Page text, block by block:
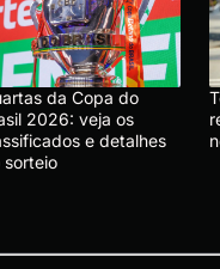
da Copa do
2026: veja os
e detalhes
sorteio